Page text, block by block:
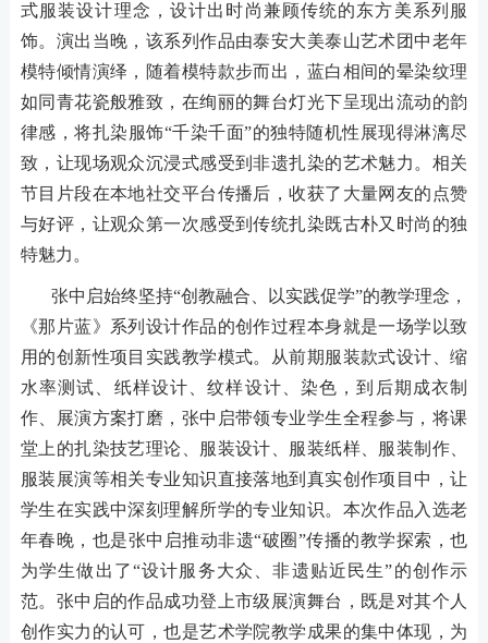
式服装设计理念，设计出时尚兼顾传统的东方美系列服
饰。 演出当晚，该系列作品由泰安大美泰山艺术团中老年
模特倾情演绎，随着模特款步而出 ， 蓝白相间的晕染纹理
如同青花瓷般雅致， 在绚丽的舞台灯光下呈现出流动的韵
律感，将扎染服饰“千染千面”的独特随机性 展现得淋漓尽
致 ，让现场观众沉浸式感受到非遗扎染的艺术魅力 。 相关
节目片段在本地社交平台传播后，收获了大量网友的点赞
与好评， 让观众第一次感受到传统扎染既古朴又时尚的独
特魅力。
张中启始终坚持“创教融合、以实践促学”的教学理念，
《那片蓝》系列 设计作品的创作过程本身就是一场学以致
用 的创新性项目 实践教学模式。 从前期 服装款式设计、缩
水率测试、纸样设计、纹样设计、染色，到后期成衣制
作 、展演方案打磨，张中启带领专业学生全程参与，将课
堂上的扎染技艺理论、服装设计 、服装纸样、服装制作、
服装展演等相关专业知识直接落地到真实创作项目中，让
学生在实践中深刻理解所学的专业知识。本次作品入选老
年春晚，也是张中启推动非遗“破圈”传播的教学探索，也
为学生做出了“设计服务大众、非遗贴近民生”的创作示
范。 张中启的作品成功登上市级展演舞台，既是对其个人
创作实力的认可，也是艺术学院教学成果的集中体现，为